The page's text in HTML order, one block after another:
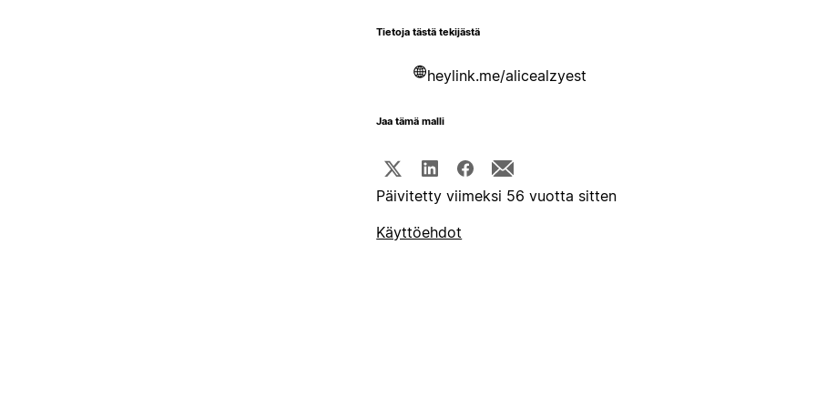
Tietoja tästä tekijästä
heylink.me/alicealzyest
Jaa tämä malli
Päivitetty viimeksi 56 vuotta sitten
Käyttöehdot